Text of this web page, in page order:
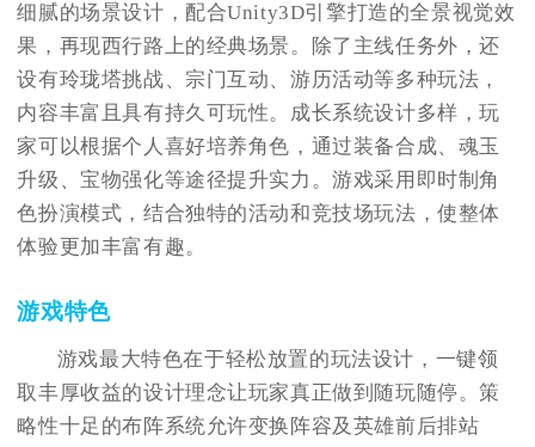
细腻的场景设计，配合Unity3D引擎打造的全景视觉效
果，再现西行路上的经典场景。除了主线任务外，还
设有玲珑塔挑战、宗门互动、游历活动等多种玩法，
内容丰富且具有持久可玩性。成长系统设计多样，玩
家可以根据个人喜好培养角色，通过装备合成、魂玉
升级、宝物强化等途径提升实力。游戏采用即时制角
色扮演模式，结合独特的活动和竞技场玩法，使整体
体验更加丰富有趣。
游戏特色
游戏最大特色在于轻松放置的玩法设计，一键领
取丰厚收益的设计理念让玩家真正做到随玩随停。策
略性十足的布阵系统允许变换阵容及英雄前后排站